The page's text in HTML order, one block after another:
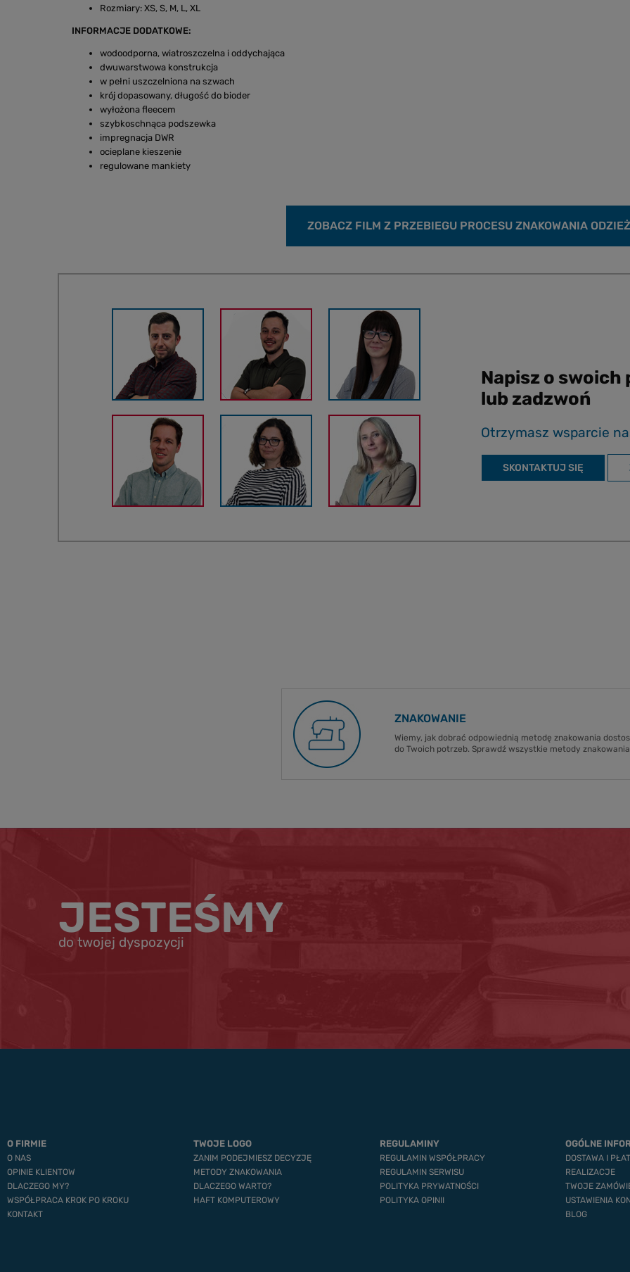
Rozmiary: XS, S, M, L, XL
INFORMACJE DODATKOWE:
wodoodporna, wiatroszczelna i oddychająca
dwuwarstwowa konstrukcja
w pełni uszczelniona na szwach
krój dopasowany, długość do bioder
wyłożona fleecem
szybkoschnąca podszewka
impregnacja DWR
ocieplane kieszenie
regulowane mankiety
ZOBACZ FILM Z PRZEBIEGU PROCESU ZNAKOWANIA
Napisz o
lub zadzwoń
Otrzymasz wsparcie
SKONTAKTUJ SIĘ
ZNAKOWANIE
Wiemy, jak dobrać odpowiednią metodę znakowania
do Twoich potrzeb. Sprawdź wszystkie metody
JESTEŚMY
do twojej dyspozycji
O FIRMIE
O NAS
OPINIE KLIENTOW
DLACZEGO MY?
WSPÓŁPRACA KROK PO KROKU
KONTAKT
TWOJE LOGO
ZANIM PODEJMIESZ DECYZJĘ
METODY ZNAKOWANIA
DLACZEGO WARTO?
HAFT KOMPUTEROWY
REGULAMINY
REGULAMIN WSPÓŁPRACY
REGULAMIN SERWISU
POLITYKA PRYWATNOŚCI
POLITYKA OPINII
OGÓLNE
DOSTAWA I
REALIZACJE
TWOJE
USTAWIENIA
BLOG